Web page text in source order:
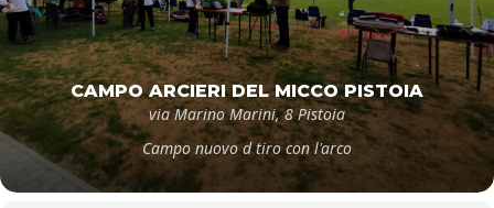
CAMPO ARCIERI DEL MICCO PISTOIA
via Marino Marini, 8 Pistoia
Campo nuovo d tiro con l'arco